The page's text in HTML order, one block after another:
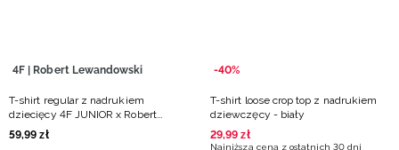
4F | Robert Lewandowski
T-shirt regular z nadrukiem
dziecięcy 4F JUNIOR x Robert
Lewandowski - biały
59,99 zł
-40%
T-shirt loose crop top z nadrukiem
dziewczęcy - biały
29,99 zł
Najniższa cena z ostatnich 30 dni